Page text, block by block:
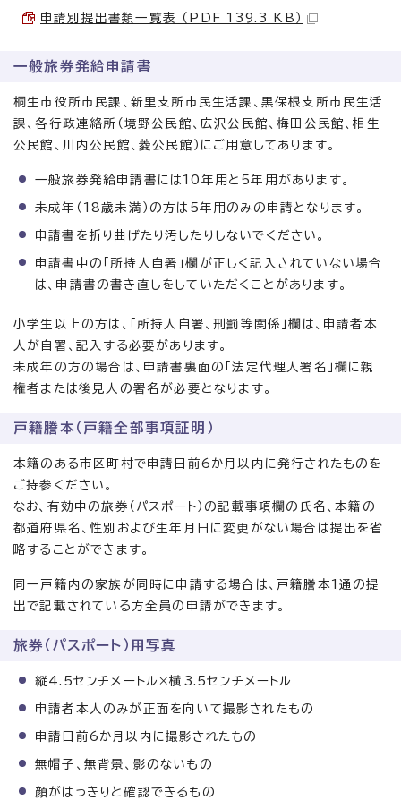
申請別提出書類一覧表 （PDF 139.3 KB）
一般旅券発給申請書
桐生市役所市民課、新里支所市民生活課、黒保根支所市民生活
課、各行政連絡所（境野公民館、広沢公民館、梅田公民館、相生
公民館、川内公民館、菱公民館）にご用意してあります。
一般旅券発給申請書には10年用と5年用があります。
未成年（18歳未満）の方は5年用のみの申請となります。
申請書を折り曲げたり汚したりしないでください。
申請書中の「所持人自署」欄が正しく記入されていない場合
は、申請書の書き直しをしていただくことがあります。
小学生以上の方は、「所持人自署、刑罰等関係」欄は、申請者本
人が自署、記入する必要があります。
未成年の方の場合は、申請書裏面の「法定代理人署名」欄に親
権者または後見人の署名が必要となります。
戸籍謄本（戸籍全部事項証明）
本籍のある市区町村で申請日前6か月以内に発行されたものを
ご持参ください。
なお、有効中の旅券（パスポート）の記載事項欄の氏名、本籍の
都道府県名、性別および生年月日に変更がない場合は提出を省
略することができます。
同一戸籍内の家族が同時に申請する場合は、戸籍謄本1通の提
出で記載されている方全員の申請ができます。
旅券（パスポート）用写真
縦4.5センチメートル×横3.5センチメートル
申請者本人のみが正面を向いて撮影されたもの
申請日前6か月以内に撮影されたもの
無帽子、無背景、影のないもの
顔がはっきりと確認できるもの